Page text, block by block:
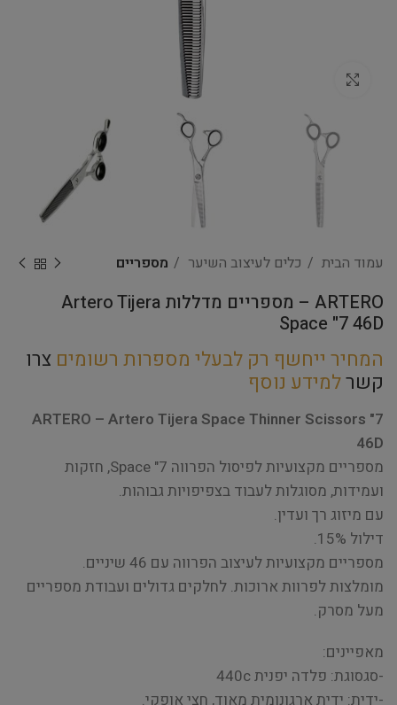
עמוד הבית כלים לעיצוב השיער מספריים
ARTERO – מספריים מדללות Artero Tijera
Space "7 46D
המחיר ייחשף רק לבעלי מספרות רשומים צרו
קשרלמידע נוסף
ARTERO – Artero Tijera Space Thinner Scissors "7
46D
מספריים מקצועיות לפיסול הפרווה Space "7, חזקות
ועמידות, מסוגלות לעבוד בצפיפויות גבוהות.
עם מיזוג רך ועדין.
דילול 15%.
מספריים מקצועיות לעיצוב הפרווה עם 46 שיניים.
מומלצות לפרוות ארוכות. לחלקים גדולים ועבודת מספריים
מעל מסרק.
מאפיינים:
-סגסוגת: פלדה יפנית 440c
-ידית: ידית ארגונומית מאוד, חצי אופקי.